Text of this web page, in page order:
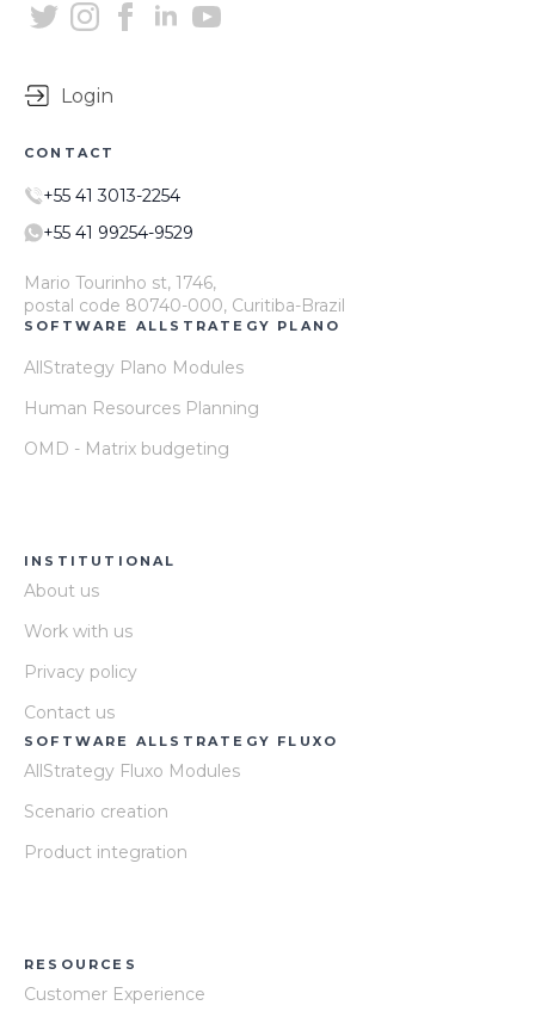
Login
CONTACT
+55 41 3013-2254
+55 41 99254-9529
Mario Tourinho st, 1746,
postal code 80740-000, Curitiba-Brazil
SOFTWARE ALLSTRATEGY PLANO
AllStrategy Plano Modules
Human Resources Planning
OMD - Matrix budgeting
INSTITUTIONAL
About us
Work with us
Privacy policy
Contact us
SOFTWARE ALLSTRATEGY FLUXO
AllStrategy Fluxo Modules
Scenario creation
Product integration
RESOURCES
Customer Experience